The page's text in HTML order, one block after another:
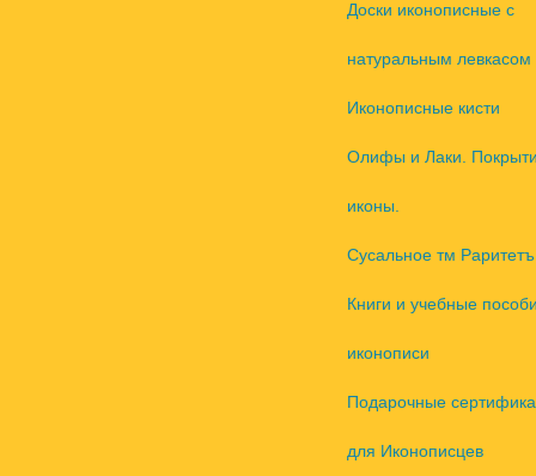
Доски иконописные с
натуральным левкасом
Иконописные кисти
Олифы и Лаки.
иконы.
Сусальное тм Раритетъ
Книги и учебные
иконописи
Подарочные
для Иконописцев